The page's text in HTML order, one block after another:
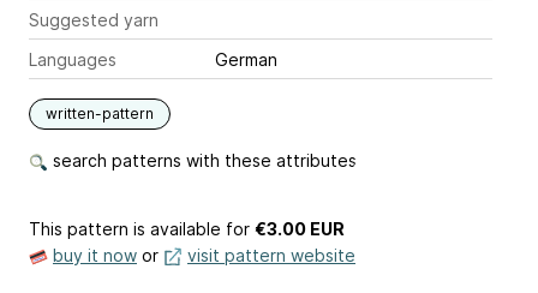
Suggested yarn
Languages
German
written-pattern
search patterns with these attributes
This pattern is available for €3.00 EUR
buy it now or visit pattern website